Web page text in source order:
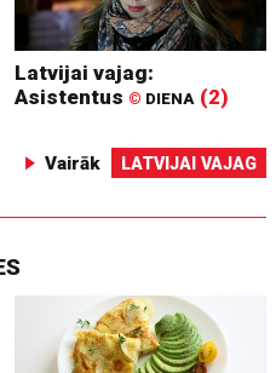
Latvijai vajag:
Asistentus © DIENA (2)
Vairāk LATVIJAI VAJAG